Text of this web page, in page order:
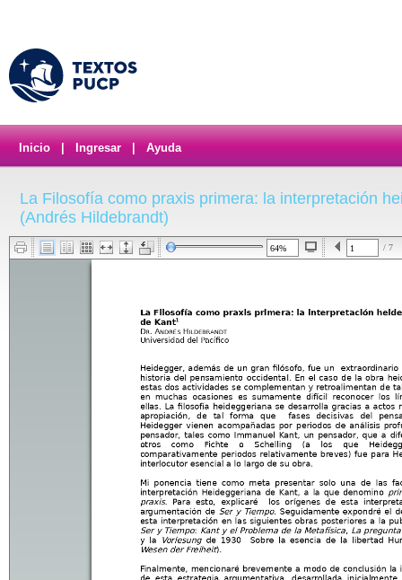
Inicio Ingresar Ayuda
La Filosofía como praxis primera: la interpretación
(Andrés Hildebrandt)
/ 7